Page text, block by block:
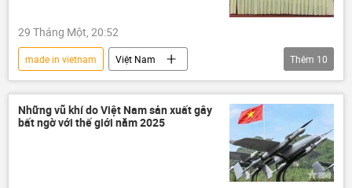
29 Tháng Một, 20:52
made in vietnam
Việt Nam
Bộ Công Thương
Hoa Kỳ
Kinh tế
thông tin
Thế giới
Chính trị
FTA
thương mại
Thêm 10
Những vũ khí do Việt Nam sản xuất gây
bất ngờ với thế giới năm 2025